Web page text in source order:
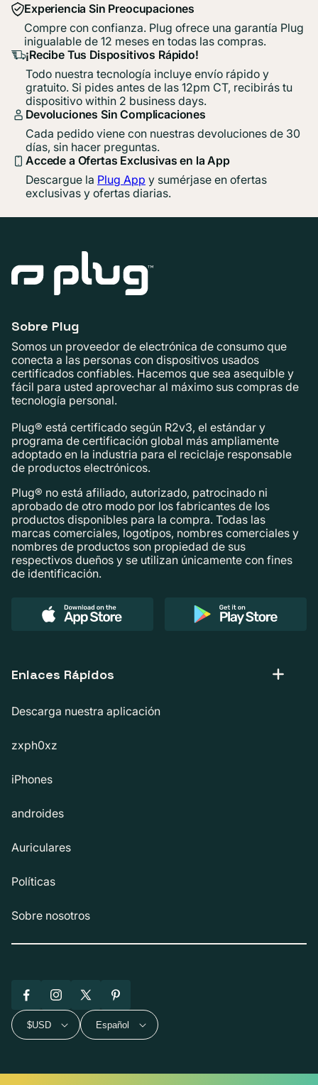
Experiencia Sin Preocupaciones
Compre con confianza. Plug ofrece una garantía Plug
inigualable de 12 meses en todas las compras.
¡Recibe Tus Dispositivos Rápido!
Todo nuestra tecnología incluye envío rápido y
gratuito. Si pides antes de las 12pm CT, recibirás tu
dispositivo within 2 business days.
Devoluciones Sin Complicaciones
Cada pedido viene con nuestras devoluciones de 30
días, sin hacer preguntas.
Accede a Ofertas Exclusivas en la App
Descargue la Plug App y sumérjase en ofertas
exclusivas y ofertas diarias.
Sobre Plug
Somos un proveedor de electrónica de consumo que
conecta a las personas con dispositivos usados ​​
certificados confiables. Hacemos que sea asequible y
fácil para usted aprovechar al máximo sus compras de
tecnología personal.
Plug® está certificado según R2v3, el estándar y
programa de certificación global más ampliamente
adoptado en la industria para el reciclaje responsable
de productos electrónicos.
Plug® no está afiliado, autorizado, patrocinado ni
aprobado de otro modo por los fabricantes de los
productos disponibles para la compra. Todas las
marcas comerciales, logotipos, nombres comerciales y
nombres de productos son propiedad de sus
respectivos dueños y se utilizan únicamente con fines
de identificación.
Enlaces Rápidos
Descarga nuestra aplicación
zxph0xz
iPhones
androides
Auriculares
Políticas
Sobre nosotros
FacebookInstagram
X
(Twitter)
Pinterest
$USD Español